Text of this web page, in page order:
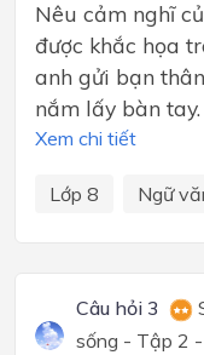
Nêu cảm nghĩ
được khắc họa
anh gửi bạn
nắm lấy bàn tay.
Xem chi tiết
Lớp 8 Ngữ
Câu hỏi 3
sống - Tập 2